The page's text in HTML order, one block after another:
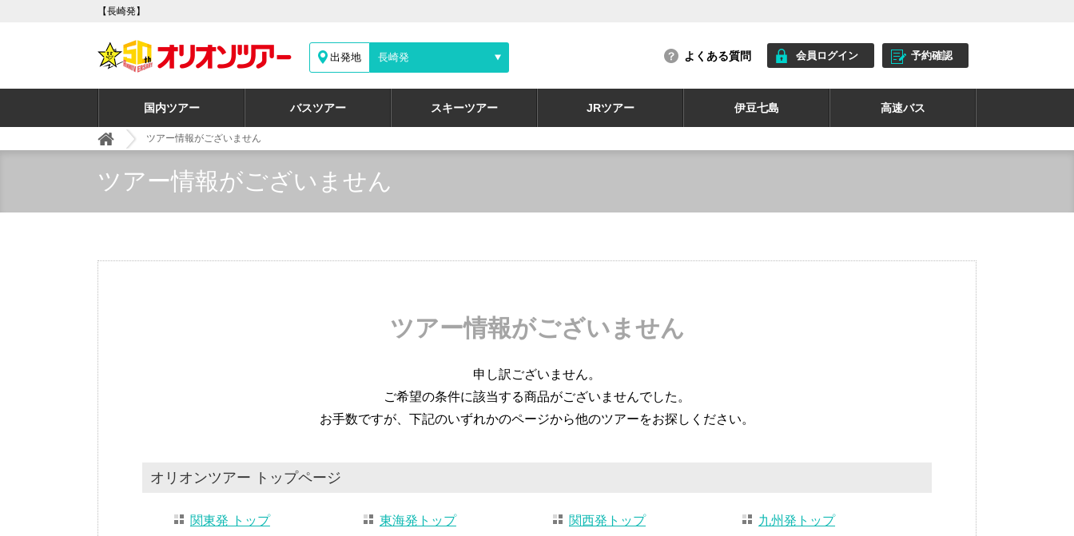
【長崎発】
出発地 長崎発 よくある質問 会員ログイン 予約確認
国内ツアー バスツアー スキーツアー JRツアー 伊豆七島 高速バス
ツアー情報がございません
ツアー情報がございません
ツアー情報がございません
申し訳ございません。
ご希望の条件に該当する商品がございませんでした。
お手数ですが、下記のいずれかのページから他のツアーをお探しください。
オリオンツアー トップページ
関東発 トップ 東海発トップ 関西発トップ 九州発トップ